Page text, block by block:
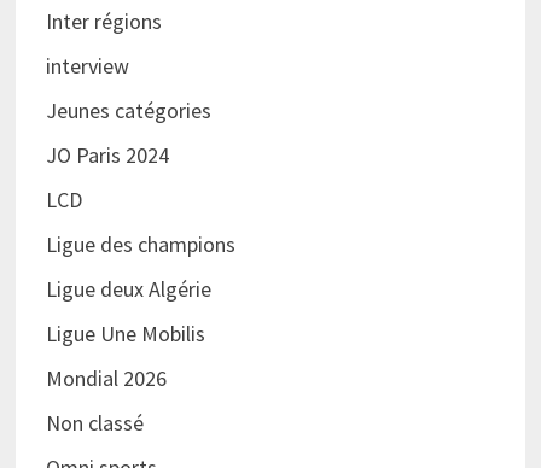
Inter régions
interview
Jeunes catégories
JO Paris 2024
LCD
Ligue des champions
Ligue deux Algérie
Ligue Une Mobilis
Mondial 2026
Non classé